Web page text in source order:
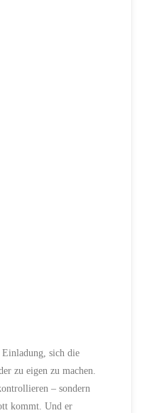
sich die
zu eigen zu machen.
– sondern
kommt. Und er